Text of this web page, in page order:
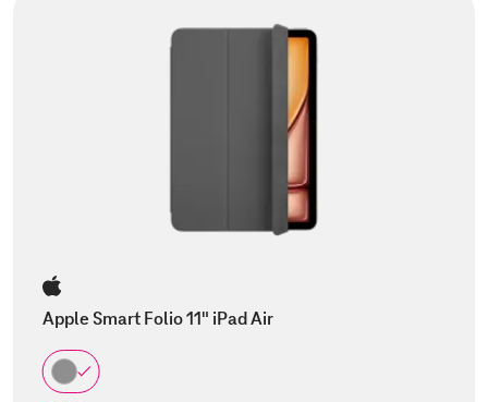
Apple Smart Folio 11" iPad Air